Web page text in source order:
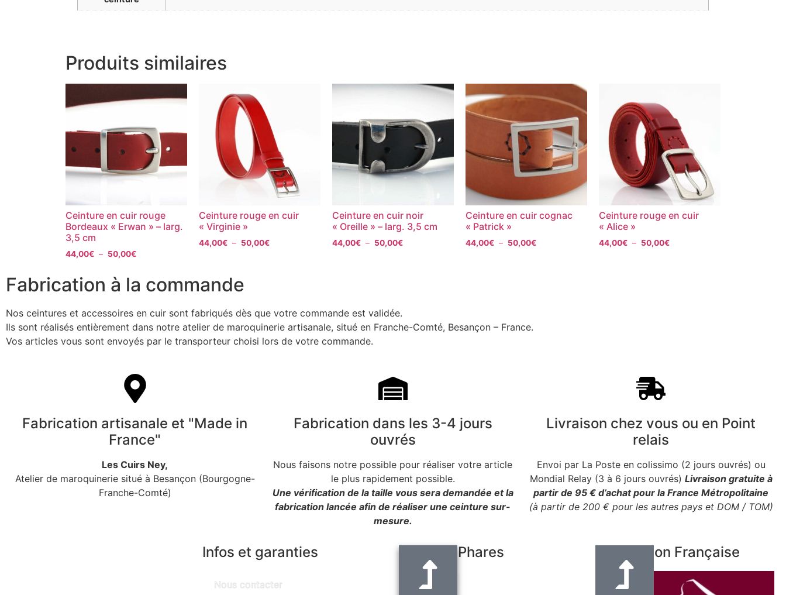
Produits similaires
Ceinture en cuir rouge
Bordeaux « Erwan » – larg.
3,5 cm
44,00€ – 50,00€
Ceinture rouge en cuir
« Virginie »
44,00€ – 50,00€
Ceinture en cuir noir
« Oreille » – larg. 3,5 cm
44,00€ – 50,00€
Ceinture en cuir cognac
« Patrick »
44,00€ – 50,00€
Ceinture rouge en cuir
« Alice »
44,00€ – 50,00€
Fabrication à la commande
Nos ceintures et accessoires en cuir sont fabriqués dès que votre commande est validée.
Ils sont réalisés entièrement dans notre atelier de maroquinerie artisanale, situé en Franche-Comté, Besançon – France.
Vos articles vous sont envoyés par le transporteur choisi lors de votre commande.
Fabrication artisanale et "Made in
France"
Les Cuirs Ney,
Atelier de maroquinerie situé à Besançon (Bourgogne-
Franche-Comté)
Fabrication dans les 3-4 jours
ouvrés
Nous faisons notre possible pour réaliser votre article
le plus rapidement possible.
Une vérification de la taille vous sera demandée et la
fabrication lancée afin de réaliser une ceinture sur-
mesure.
Livraison chez vous ou en Point
relais
Envoi par La Poste en colissimo (2 jours ouvrés) ou
Mondial Relay (3 à 6 jours ouvrés) Livraison gratuite à
partir de 95 € d’achat pour la France Métropolitaine
(à partir de 200 € pour les autres pays et DOM / TOM)
Infos et garanties
Nous contacter
Produits Phares Fabrication Française